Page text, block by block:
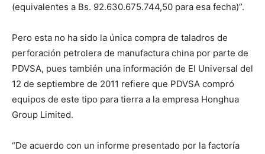
(equivalentes a Bs. 92.630.675.744,50 para esa fecha)”.
Pero esta no ha sido la única compra de taladros de
perforación petrolera de manufactura china por parte de
PDVSA, pues también una información de El Universal del
12 de septiembre de 2011 refiere que PDVSA compró
equipos de este tipo para tierra a la empresa Honghua
Group Limited.
“De acuerdo con un informe presentado por la factoría